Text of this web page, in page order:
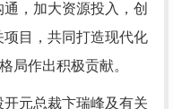
，加大资源投入，创
目，共同打造现代化
局作出积极贡献。
元总裁卞瑞峰及有关